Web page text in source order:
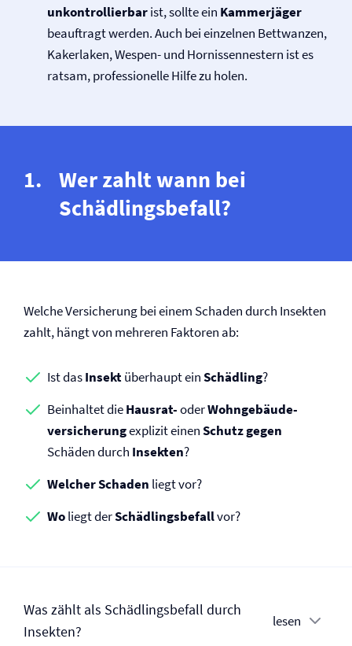
unkontrollierbarist, sollte ein Kammerjäger
beauftragt werden. Auch bei einzelnen Bettwanzen,
Kakerlaken, Wespen- und Hornissennestern ist es
ratsam, professionelle Hilfe zu holen.
Wer zahlt wann bei
Schädlingsbefall?
Welche Versicherung bei einem Schaden durch Insekten
zahlt, hängt von mehreren Faktoren ab:
Ist dasInsektüberhaupt einSchädling?
Beinhaltet dieHausrat-oderWohngebäude­
versicherungexplizit einenSchutzgegen
Schäden durch Insekten?
Welcher Schaden liegt vor?
Woliegt derSchädlingsbefallvor?
Was zählt als Schädlingsbefall durch
Insekten?
lesen